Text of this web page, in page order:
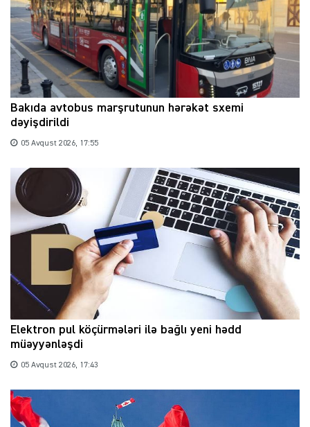
Bakıda avtobus marşrutunun hərəkət sxemi
dəyişdirildi
05 Avqust 2026, 17:55
Elektron pul köçürmələri ilə bağlı yeni hədd
müəyyənləşdi
05 Avqust 2026, 17:43